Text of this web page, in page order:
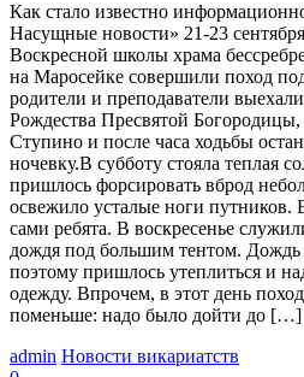
Как стало известно
Насущные новости» 21-23
Воскресной школы храма
на Маросейке совершили поход
родители и преподаватели
Рождества Пресвятой
Ступино и после часа ходьбы
ночевку.В субботу стояла теплая
пришлось форсировать вброд
освежило усталые ноги путников.
сами ребята. В воскресенье
дождя под большим тентом.
поэтому пришлось утеплиться и
одежду. Впрочем, в этот день
поменьше: надо было дойти до […]
admin Новости викариатств